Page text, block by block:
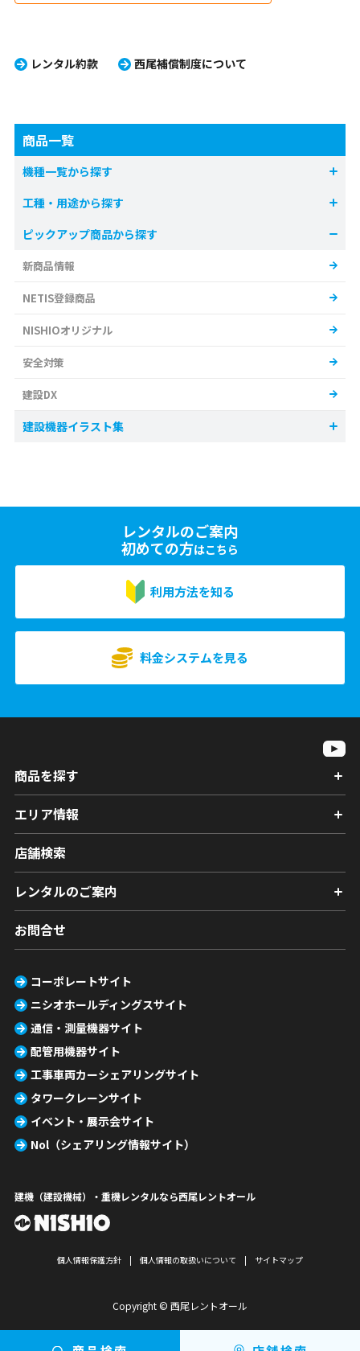
レンタル約款 西尾補償制度について
商品一覧
機種一覧から探す
工種・用途から探す
ピックアップ商品から探す
新商品情報
NETIS登録商品
NISHIOオリジナル
安全対策
建設DX
建設機器イラスト集
レンタルのご案内
初めての方はこちら
利用方法を知る
料金システムを見る
商品を探す
エリア情報
店舗検索
レンタルのご案内
お問合せ
コーポレートサイト
ニシオホールディングスサイト
通信・測量機器サイト
配管用機器サイト
工事車両カーシェアリングサイト
タワークレーンサイト
イベント・展示会サイト
Nol（シェアリング情報サイト）
建機（建設機械）・重機レンタルなら西尾レントオール
個人情報保護方針 個人情報の取扱いについて サイトマップ
Copyright © 西尾レントオール